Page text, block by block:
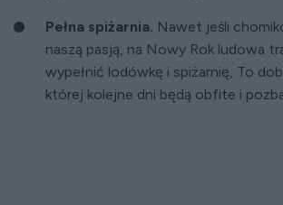
Pełna spiżarnia. Nawet jeśli
naszą pasją, na Nowy Rok ludowa
wypełnić lodówkę i spiżarnię, To
której kolejne dni będą obfite i